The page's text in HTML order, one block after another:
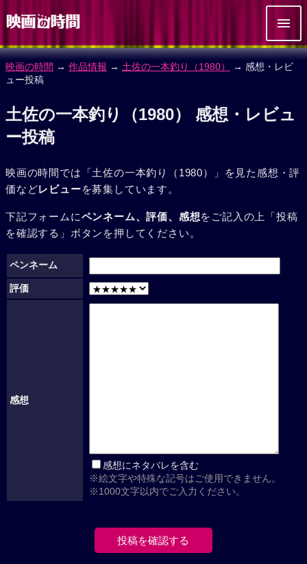
映画の時間 → 作品情報 → 土佐の一本釣り（1980）
→ 感想・レビ
ュー投稿
土佐の一本釣り（1980） 感想・レビュ
ー投稿
映画の時間では「土佐の一本釣り（1980）」を見た感想・評
価などレビューを募集しています。
下記フォームにペンネーム、評価、感想をご記入の上「投稿
を確認する」ボタンを押してください。
ペンネーム
評価
感想
感想にネタバレを含む
※絵文字や特殊な記号はご使用できません。
※1000文字以内でご入力ください。